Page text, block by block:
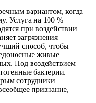
вариантом, когда
Услуга на 100 %
при воздействии
загрязнения
способ, чтобы
живые
Под воздействием
бактерии.
сотрудники
признание,